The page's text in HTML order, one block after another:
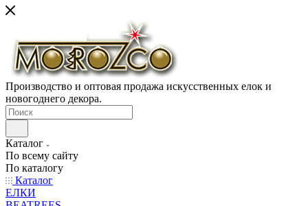
Производство и оптовая продажа искусственных елок и
новогоднего декора.
Каталог
По всему сайту
По каталогу
Каталог
ЕЛКИ